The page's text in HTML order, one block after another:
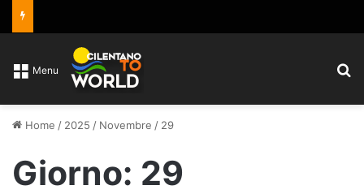
Menu
Home / 2025 / Novembre / 29
Giorno: 29